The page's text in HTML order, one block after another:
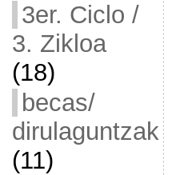
3er. Ciclo /
3. Zikloa
(18)
becas/
dirulaguntzak
(11)